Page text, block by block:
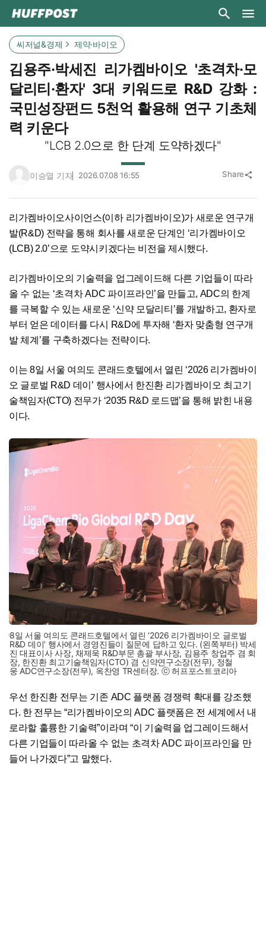
씨저널&경제 제약·바이오
김용주·박세진 리가켐바이오 '초격차·모
달리티·환자' 3대 키워드로 R&D 강화 :
국민성장펀드 5천억 활용해 연구 기초체
력 키운다
"LCB 2.0으로 한 단계 도약하겠다"
이승열 기자 2026.07.08 16:55 Share share
리가켐바이오사이언스(이하 리가켐바이오)가 새로운 연구개
발(R&D) 전략을 통해 회사를 새로운 단계인 ‘리가켐바이오
(LCB) 2.0’으로 도약시키겠다는 비전을 제시했다.
리가켐바이오의 기술력을 업그레이드해 다른 기업들이 따라
올 수 없는 ‘초격차 ADC 파이프라인’을 만들고, ADC의 한계
를 극복할 수 있는 새로운 ‘신약 모달리티’를 개발하고, 환자로
부터 얻은 데이터를 다시 R&D에 투자해 ‘환자 맞춤형 연구개
발 체계’를 구축하겠다는 전략이다.
이는 8일 서울 여의도 콘래드호텔에서 열린 ‘2026 리가켐바이
오 글로벌 R&D 데이’ 행사에서 한진환 리가켐바이오 최고기
술책임자(CTO) 전무가 ‘2035 R&D 로드맵’을 통해 밝힌 내용
이다.
8일 서울 여의도 콘래드호텔에서 열린 ‘2026 리가켐바이오 글로벌
R&D 데이’ 행사에서 경영진들이 질문에 답하고 있다. (왼쪽부터) 박세
진 대표이사 사장, 채제욱 R&D부문 총괄 부사장, 김용주 창업주 겸 회
장, 한진환 최고기술책임자(CTO) 겸 신약연구소장(전무), 정철
웅 ADC연구소장(전무), 옥찬영 TR센터장. ⓒ 허프포스트코리아
우선 한진환 전무는 기존 ADC 플랫폼 경쟁력 확대를 강조했
다. 한 전무는 “리가켐바이오의 ADC 플랫폼은 전 세계에서 내
로라할 훌륭한 기술력”이라며 “이 기술력을 업그레이드해서
다른 기업들이 따라올 수 없는 초격차 ADC 파이프라인을 만
들어 나가겠다”고 말했다.